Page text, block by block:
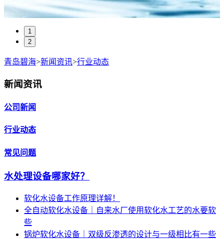
1
2
青岛碧海>新闻资讯>行业动态
新闻资讯
公司新闻
行业动态
常见问题
水处理设备哪家好？
软化水设备工作原理详解！
全自动软化水设备｜自来水厂使用软化水工艺的水要软
些
锅炉软化水设备｜双级反渗透的设计与一级相比有一些